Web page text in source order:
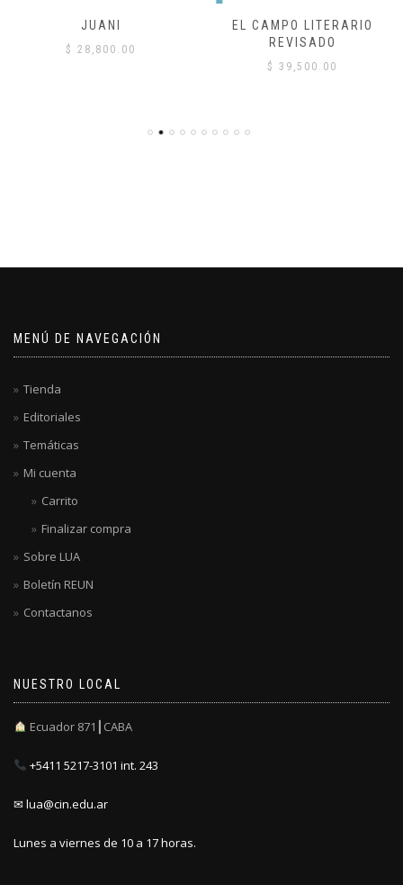
JUANI
$ 28,800.00
EL CAMPO LITERARIO
REVISADO
$ 39,500.00
MENÚ DE NAVEGACIÓN
Tienda
Editoriales
Temáticas
Mi cuenta
Carrito
Finalizar compra
Sobre LUA
Boletín REUN
Contactanos
NUESTRO LOCAL
Ecuador 871┃CABA
+5411 5217-3101 int. 243
✉ lua@cin.edu.ar
Lunes a viernes de 10 a 17 horas.